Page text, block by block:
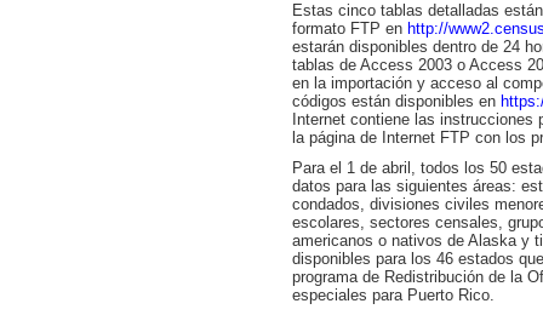
Estas cinco tablas detalladas
formato FTP en http://
estarán disponibles dentro de 24
tablas de Access 2003 o Access
en la importación y acceso al
códigos están disponibles en
Internet contiene las
la página de Internet FTP con los
Para el 1 de abril, todos los 50
datos para las siguientes áreas:
condados, divisiones civiles
escolares, sectores censales,
americanos o nativos de Alaska y
disponibles para los 46 estados
programa de Redistribución de la
especiales para Puerto Rico.